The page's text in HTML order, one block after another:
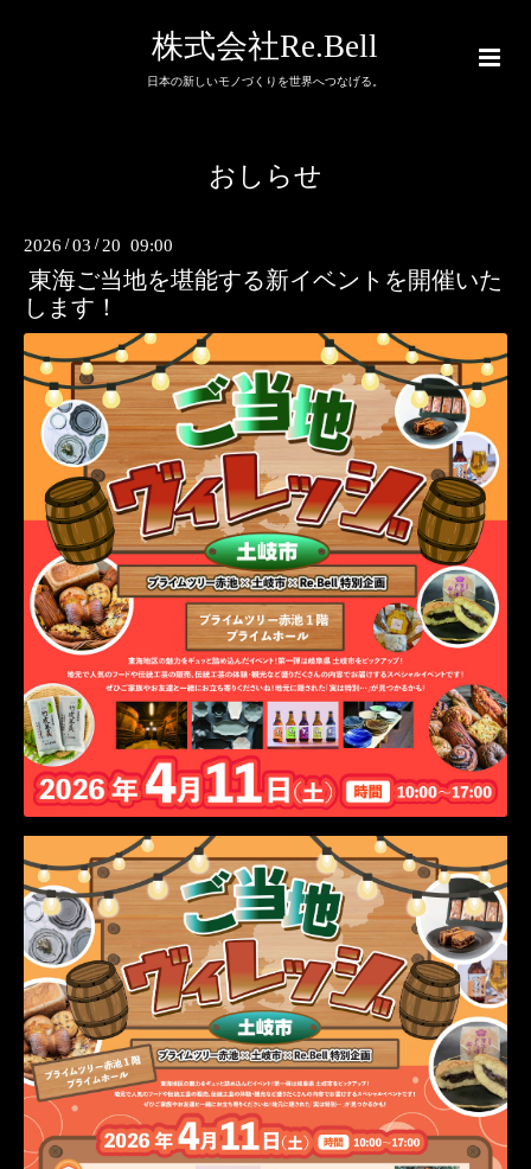
株式会社Re.Bell
日本の新しいモノづくりを世界へつなげる。
おしらせ
2026 /03 / 20 09:00
東海ご当地を堪能する新イベントを開催いた
します！